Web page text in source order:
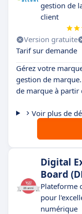
gestion de
client
Version gratuite
Tarif sur demande
Gérez votre
gestion de
de marque à partir
Voir plus de
Digital
Board
Plateforme
pour
numérique